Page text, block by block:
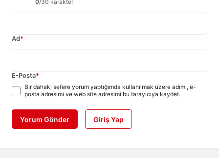
0/30 karakter
Ad*
E-Posta*
Bir dahaki sefere yorum yaptığımda kullanılmak üzere adımı, e-
posta adresimi ve web site adresimi bu tarayıcıya kaydet.
Yorum Gönder Giriş Yap